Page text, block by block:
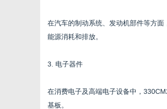
在汽车的制动系统、发动机部件等方
能源消耗和排放。
3. 电子器件
在消费电子及高端电子设备中，
基板。